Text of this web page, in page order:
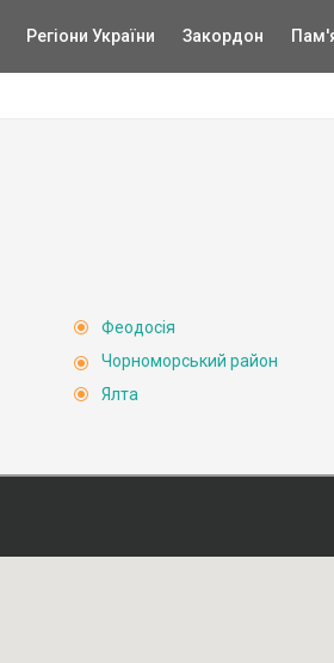
Регіони України Закордон
Феодосія
Чорноморський район
Ялта